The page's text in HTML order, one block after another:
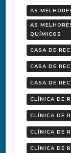
AS
AS
QUÍMICOS
CASA DE
CASA DE
CASA DE
CLÍNICA DE
CLÍNICA DE
CLÍNICA DE
CLÍNICA DE